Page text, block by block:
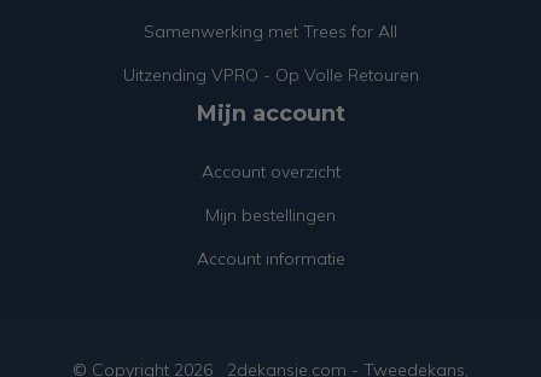
Samenwerking met Trees for All
Uitzending VPRO - Op Volle Retouren
Mijn account
Account overzicht
Mijn bestellingen
Account informatie
© Copyright 2026 2dekansje.com - Tweedekans,